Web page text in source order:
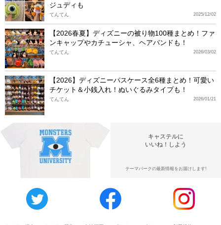
ジュディも
2025/12/02
てんてん
【2026春夏】ディズニーの被り物100種まとめ！ファ
ンキャップやカチューシャ、ヘアバンドも！
2026/03/02
てんてん
【2026】ディズニーパスケース全6種まとめ！可愛い
チケット＆小銭入れ！ぬいぐるみタイプも！
2026/01/21
てんてん
キャステルに
いいね！しよう
テーマパークの最新情報をお届けします!